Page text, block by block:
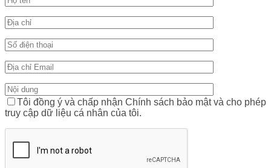
Tôi đồng ý và chấp nhận Chính sách bảo mật và cho phép
truy cập dữ liệu cá nhân của tôi.